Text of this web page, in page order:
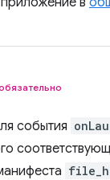
события